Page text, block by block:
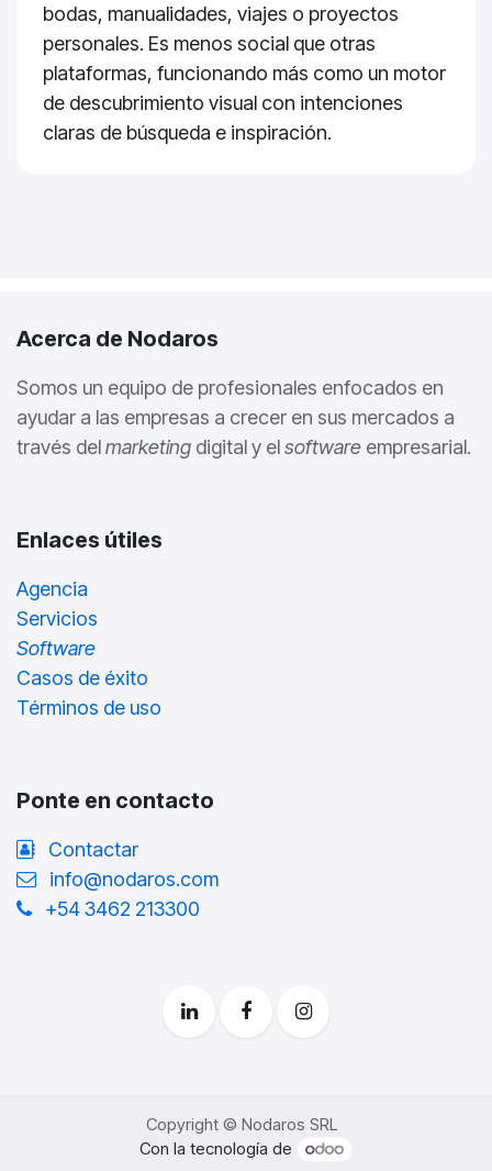
bodas, manualidades, viajes o proyectos
personales. Es menos social que otras
plataformas, funcionando más como un motor
de descubrimiento visual con intenciones
claras de búsqueda e inspiración.
Acerca de Nodaros
Somos un equipo de profesionales enfocados en
ayudar a las empresas a crecer en sus mercados a
través delmarketing digital y elsoftware empresarial.
Enlaces útiles
Agencia
Servicios
Software
Casos de éxito
Términos de uso
Ponte en contacto
Contactar
info@nodaros.com
+54 3462 213300
Copyright © Nodaros SRL
Con la tecnología de